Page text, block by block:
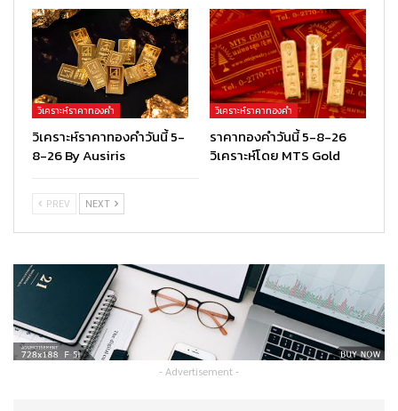
วิเคราะห์ราคาทองคำ
วิเคราะห์ราคาทองคำวันนี้ 5-
8-26 By Ausiris
วิเคราะห์ราคาทองคำ
ราคาทองคำวันนี้ 5-8-26
วิเคราะห์โดย MTS Gold
PREV NEXT
- Advertisement -